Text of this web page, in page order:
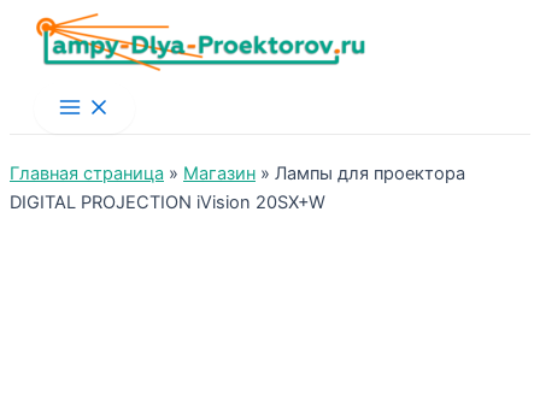
Main
Menu
Главная страница » Магазин » Лампы для проектора
DIGITAL PROJECTION iVision 20SX+W